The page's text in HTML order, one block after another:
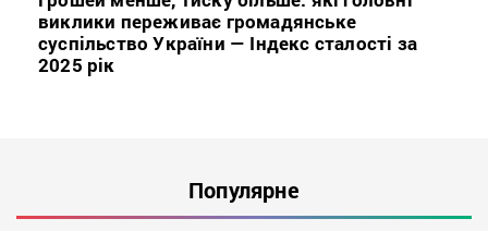
виклики переживає громадянське
суспільство України — Індекс сталості за
2025 рік
Популярне